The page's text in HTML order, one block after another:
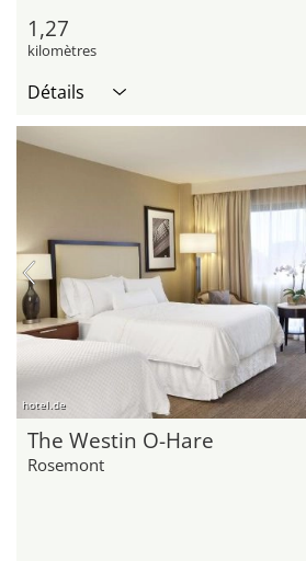
1,27
kilomètres
Détails
hotel.de
The Westin O-Hare
Rosemont